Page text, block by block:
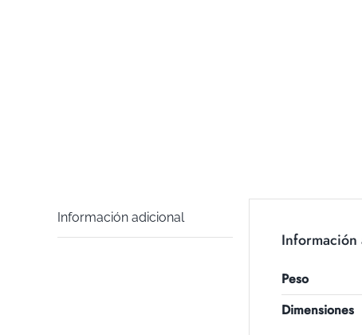
Información adicional
Peso
Dimensiones